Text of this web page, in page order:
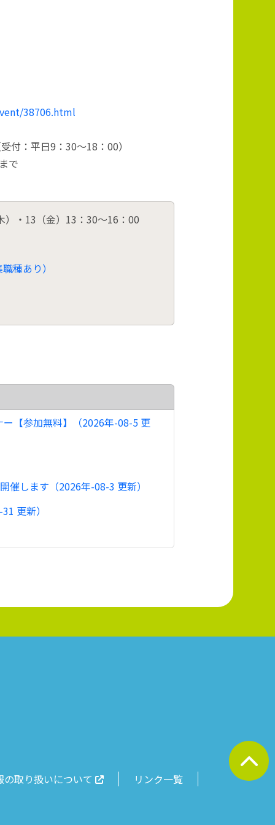
38706.html
：平日9：30～18：00）
で
）・13（金）13：30～16：00
種あり）
【参加無料】（2026年-08-5 更
します（2026年-08-3 更新）
更新）
の取り扱いについて リンク一覧